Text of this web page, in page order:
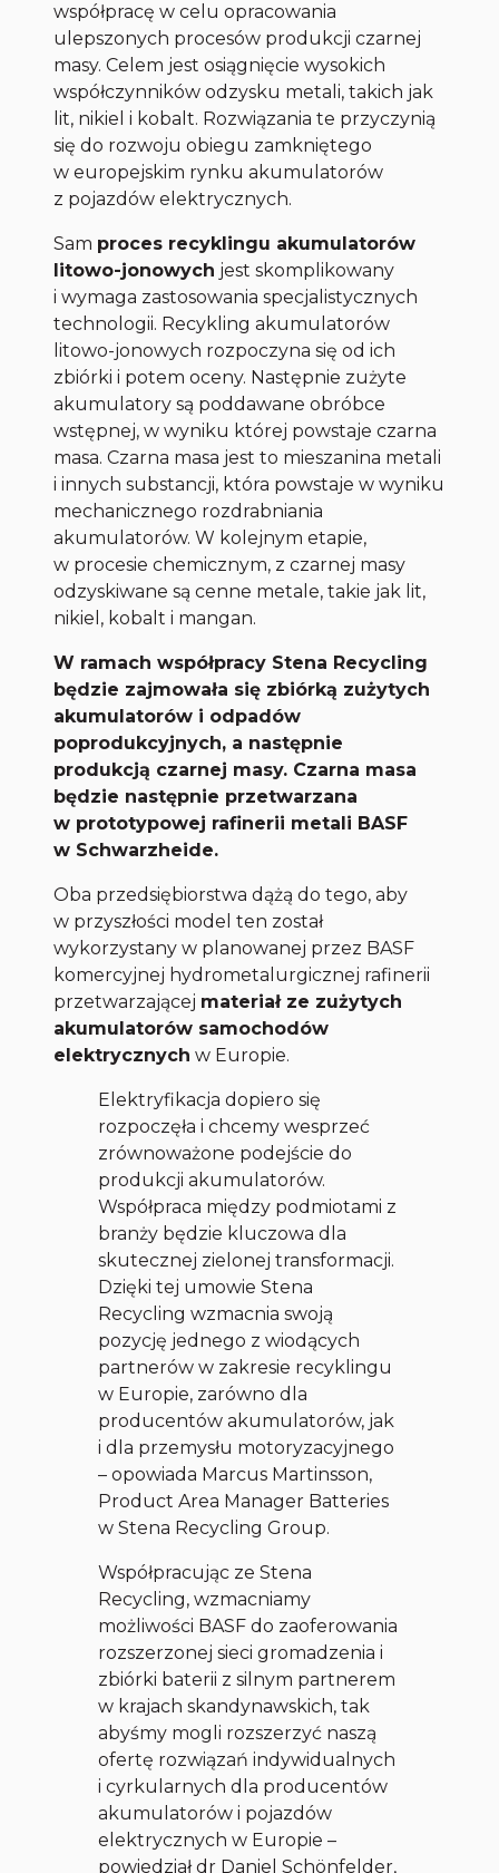
współpracę w celu opracowania
ulepszonych procesów produkcji czarnej
masy. Celem jest osiągnięcie wysokich
współczynników odzysku metali, takich jak
lit, nikiel i kobalt. Rozwiązania te przyczynią
się do rozwoju obiegu zamkniętego
w europejskim rynku akumulatorów
z pojazdów elektrycznych.
Sam proces recyklingu akumulatorów
litowo-jonowych jest skomplikowany
i wymaga zastosowania specjalistycznych
technologii. Recykling akumulatorów
litowo-jonowych rozpoczyna się od ich
zbiórki i potem oceny. Następnie zużyte
akumulatory są poddawane obróbce
wstępnej, w wyniku której powstaje czarna
masa. Czarna masa jest to mieszanina metali
i innych substancji, która powstaje w wyniku
mechanicznego rozdrabniania
akumulatorów. W kolejnym etapie,
w procesie chemicznym, z czarnej masy
odzyskiwane są cenne metale, takie jak lit,
nikiel, kobalt i mangan.
W ramach współpracy Stena Recycling
będzie zajmowała się zbiórką zużytych
akumulatorów i odpadów
poprodukcyjnych, a następnie
produkcją czarnej masy. Czarna masa
będzie następnie przetwarzana
w prototypowej rafinerii metali BASF
w Schwarzheide.
Oba przedsiębiorstwa dążą do tego, aby
w przyszłości model ten został
wykorzystany w planowanej przez BASF
komercyjnej hydrometalurgicznej rafinerii
przetwarzającej materiał ze zużytych
akumulatorów samochodów
elektrycznych w Europie.
Elektryfikacja dopiero się
rozpoczęła i chcemy wesprzeć
zrównoważone podejście do
produkcji akumulatorów.
Współpraca między podmiotami z
branży będzie kluczowa dla
skutecznej zielonej transformacji.
Dzięki tej umowie Stena
Recycling wzmacnia swoją
pozycję jednego z wiodących
partnerów w zakresie recyklingu
w Europie, zarówno dla
producentów akumulatorów, jak
i dla przemysłu motoryzacyjnego
– opowiada Marcus Martinsson,
Product Area Manager Batteries
w Stena Recycling Group.
Współpracując ze Stena
Recycling, wzmacniamy
możliwości BASF do zaoferowania
rozszerzonej sieci gromadzenia i
zbiórki baterii z silnym partnerem
w krajach skandynawskich, tak
abyśmy mogli rozszerzyć naszą
ofertę rozwiązań indywidualnych
i cyrkularnych dla producentów
akumulatorów i pojazdów
elektrycznych w Europie –
powiedział dr Daniel Schönfelder,